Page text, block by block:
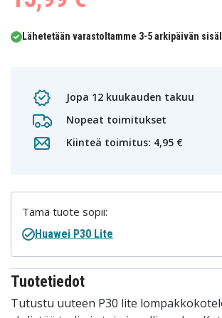
Lähetetään varastoltamme 3-5 arkipäivän
Jopa 12 kuukauden takuu
Nopeat toimitukset
Kiinteä toimitus: 4,95 €
Tuotetiedot
Tutustu uuteen P30 lite
Tämä tuote sopii:
Huawei P30 Lite